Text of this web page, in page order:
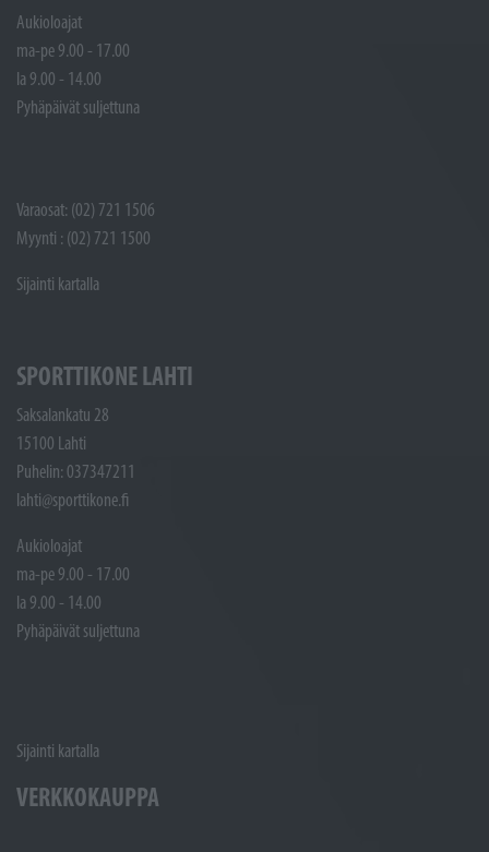
Aukioloajat
ma-pe 9.00 - 17.00
la 9.00 - 14.00
Pyhäpäivät suljettuna
Varaosat: (02) 721 1506
Myynti : (02) 721 1500
Sijainti kartalla
SPORTTIKONE LAHTI
Saksalankatu 28
15100 Lahti
Puhelin: 037347211
lahti@sporttikone.fi
Aukioloajat
ma-pe 9.00 - 17.00
la 9.00 - 14.00
Pyhäpäivät suljettuna
Sijainti kartalla
VERKKOKAUPPA